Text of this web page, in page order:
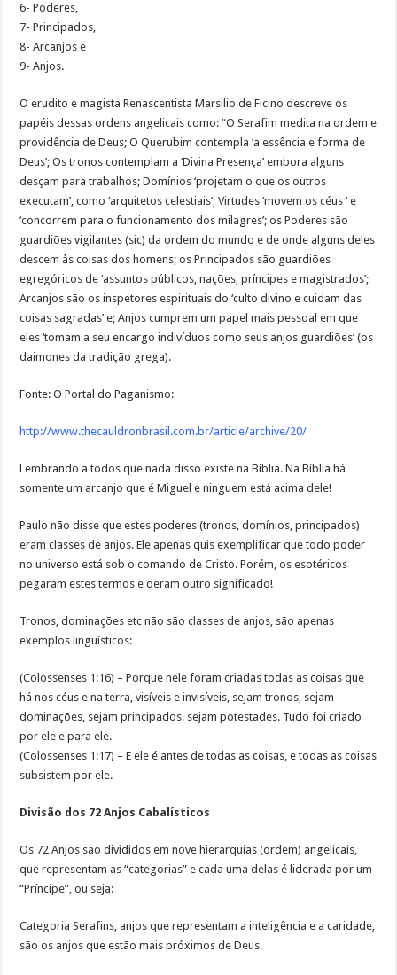
6- Poderes,
7- Principados,
8- Arcanjos e
9- Anjos.
O erudito e magista Renascentista Marsilio de Ficino descreve os
papéis dessas ordens angelicais como: “O Serafim medita na ordem e
providência de Deus; O Querubim contempla ‘a essência e forma de
Deus’; Os tronos contemplam a ‘Divina Presença’ embora alguns
desçam para trabalhos; Domínios ‘projetam o que os outros
executam’, como ‘arquitetos celestiais’; Virtudes ‘movem os céus ‘ e
‘concorrem para o funcionamento dos milagres’; os Poderes são
guardiões vigilantes (sic) da ordem do mundo e de onde alguns deles
descem às coisas dos homens; os Principados são guardiões
egregóricos de ‘assuntos públicos, nações, príncipes e magistrados’;
Arcanjos são os inspetores espirituais do ‘culto divino e cuidam das
coisas sagradas’ e; Anjos cumprem um papel mais pessoal em que
eles ‘tomam a seu encargo indivíduos como seus anjos guardiões’ (os
daimones da tradição grega).
Fonte: O Portal do Paganismo:
http://www.thecauldronbrasil.com.br/article/archive/20/
Lembrando a todos que nada disso existe na Bíblia. Na Bíblia há
somente um arcanjo que é Miguel e ninguem está acima dele!
Paulo não disse que estes poderes (tronos, domínios, principados)
eram classes de anjos. Ele apenas quis exemplificar que todo poder
no universo está sob o comando de Cristo. Porém, os esotéricos
pegaram estes termos e deram outro significado!
Tronos, dominações etc não são classes de anjos, são apenas
exemplos linguísticos:
(Colossenses 1:16) – Porque nele foram criadas todas as coisas que
há nos céus e na terra, visíveis e invisíveis, sejam tronos, sejam
dominações, sejam principados, sejam potestades. Tudo foi criado
por ele e para ele.
(Colossenses 1:17) – E ele é antes de todas as coisas, e todas as coisas
subsistem por ele.
Divisão dos 72 Anjos Cabalísticos
Os 72 Anjos são divididos em nove hierarquias (ordem) angelicais,
que representam as “categorias” e cada uma delas é liderada por um
“Príncipe”, ou seja:
Categoria Serafins, anjos que representam a inteligência e a caridade,
são os anjos que estão mais próximos de Deus.